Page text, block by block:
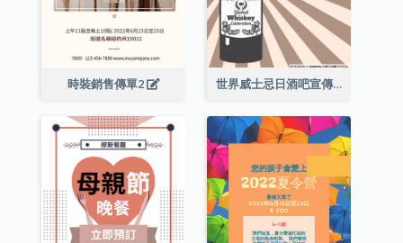
時裝銷售傳單2 世界威士忌日酒吧宣傳傳單